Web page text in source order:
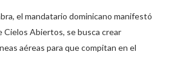
el mandatario dominicano manifestó
Cielos Abiertos, se busca crear
aéreas para que compitan en el